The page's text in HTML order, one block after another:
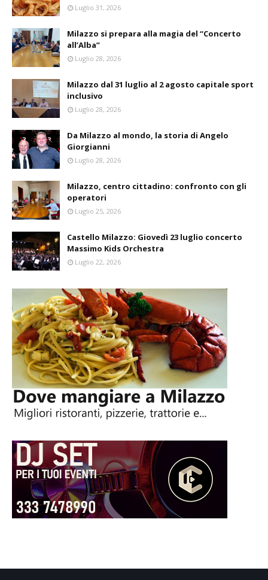
Luglio 31, 2026
Milazzo si prepara alla magia del “Concerto
all’Alba”
Luglio 28, 2026
Milazzo dal 31 luglio al 2 agosto capitale sport
inclusivo
Luglio 28, 2026
Da Milazzo al mondo, la storia di Angelo
Giorgianni
Luglio 28, 2026
Milazzo, centro cittadino: confronto con gli
operatori
Luglio 25, 2026
Castello Milazzo: Giovedì 23 luglio concerto
Massimo Kids Orchestra
Luglio 22, 2026